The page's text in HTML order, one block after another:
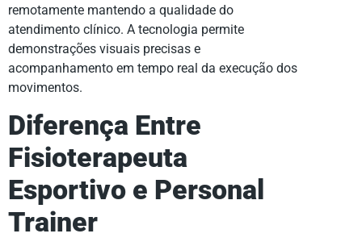
remotamente mantendo a qualidade do
atendimento clínico. A tecnologia permite
demonstrações visuais precisas e
acompanhamento em tempo real da execução dos
movimentos.
Diferença Entre
Fisioterapeuta
Esportivo e Personal
Trainer